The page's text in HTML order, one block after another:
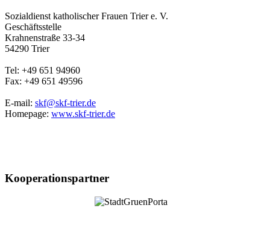
Sozialdienst katholischer Frauen Trier e. V.
Geschäftsstelle
Krahnenstraße 33-34
54290 Trier
Tel: +49 651 94960
Fax: +49 651 49596
E-mail: skf@skf-trier.de
Homepage: www.skf-trier.de
Kooperationspartner